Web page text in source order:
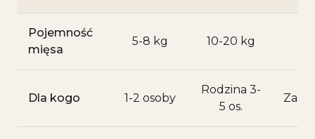
Pojemność
mięsa
5-8 kg 10-20 kg
Dla kogo 1-2 osoby
Rodzina 3-
5 os.